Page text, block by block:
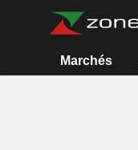
Marchés